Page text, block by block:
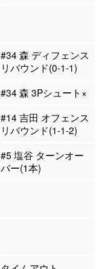
#34 森 ディフェンス
リバウンド(0-1-1)
#34 森 3Pシュート×
#14 吉田 オフェンス
リバウンド(1-1-2)
#5 塩谷 ターンオー
バー(1本)